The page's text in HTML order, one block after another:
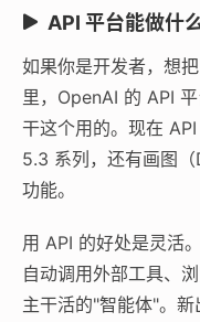
API 平台能做什么
如果你是开发者，想
里，OpenAI 的 API
干这个用的。现在
5.3 系列，还有画图（
功能。
用 API 的好处是灵活
自动调用外部工具、
主干活的"智能体"。